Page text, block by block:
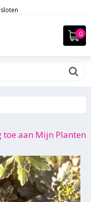
toe aan Mijn Planten